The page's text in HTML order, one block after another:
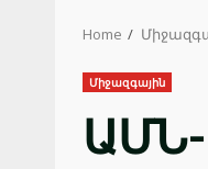
Home
Միջազգային